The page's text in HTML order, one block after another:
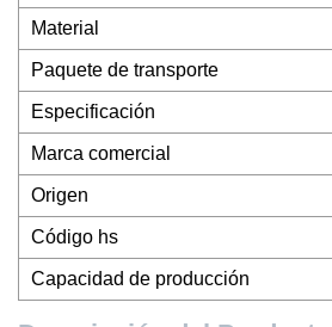
Material
Paquete de transporte
Especificación
Marca comercial
Origen
Código hs
Capacidad de producción